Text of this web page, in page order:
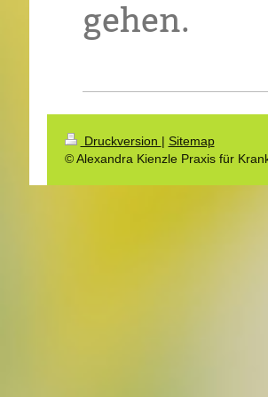
gehen.
Druckversion | Sitemap
© Alexandra Kienzle Praxis für